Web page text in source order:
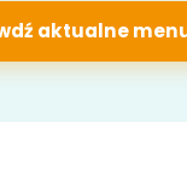
aktualne